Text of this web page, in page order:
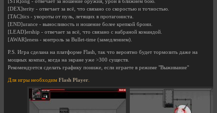
[DEX]terity - отвечает за всё, что связано со скоростью и точностью.
[TAC]tics - увороты от пуль, летящих в протагониста.
[END]urance - выносливость и ношение более крепкой брони.
[LEAD]ership - отвечает за всё, что связано с набраной командой.
[AWAR]eness - контроль за Bullet-time (замедлением).
P.S. Игра сделана на платформе Flash, так что вероятно будет тормозить даже на
мощных компах, когда на экране уже >300 существ.
Рекомендуется сделать графику пониже, если играете в режиме "Выживание"
Для игры необходим Flash Player